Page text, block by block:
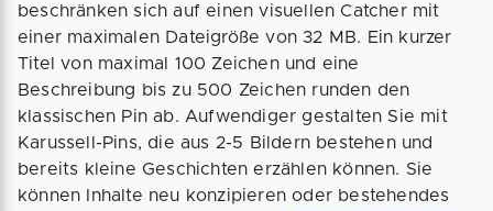
beschränken sich auf einen visuellen Catcher mit
einer maximalen Dateigröße von 32 MB. Ein kurzer
Titel von maximal 100 Zeichen und eine
Beschreibung bis zu 500 Zeichen runden den
klassischen Pin ab. Aufwendiger gestalten Sie mit
Karussell-Pins, die aus 2-5 Bildern bestehen und
bereits kleine Geschichten erzählen können. Sie
können Inhalte neu konzipieren oder bestehendes